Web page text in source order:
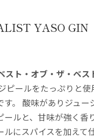
YASO GIN
スト・オブ・ザ・ベス
ピールをたっぷりと使
す。 酸味がありジュー
ールと、甘味が強く香
ルにスパイスを加えて